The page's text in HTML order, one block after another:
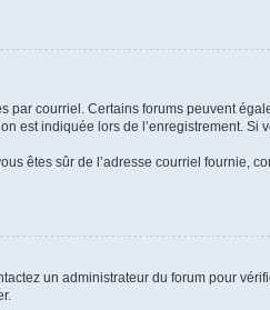
par courriel. Certains forums peuvent
est indiquée lors de l’enregistrement. Si
êtes sûr de l’adresse courriel fournie,
un administrateur du forum pour